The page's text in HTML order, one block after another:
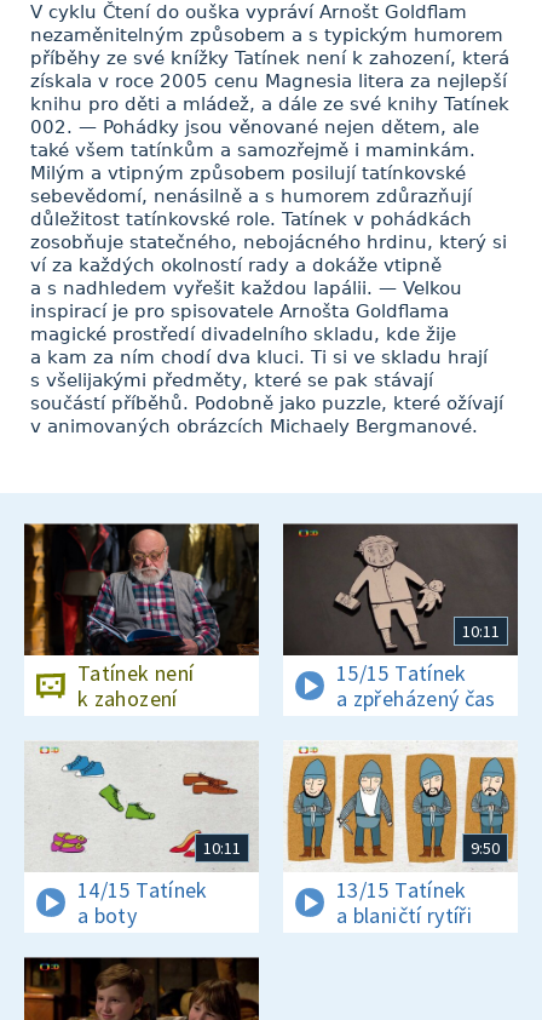
V cyklu Čtení do ouška vypráví Arnošt Goldflam
nezaměnitelným způsobem a s typickým humorem
příběhy ze své knížky Tatínek není k zahození, která
získala v roce 2005 cenu Magnesia litera za nejlepší
knihu pro děti a mládež, a dále ze své knihy Tatínek
002. — Pohádky jsou věnované nejen dětem, ale
také všem tatínkům a samozřejmě i maminkám.
Milým a vtipným způsobem posilují tatínkovské
sebevědomí, nenásilně a s humorem zdůrazňují
důležitost tatínkovské role. Tatínek v pohádkách
zosobňuje statečného, nebojácného hrdinu, který si
ví za každých okolností rady a dokáže vtipně
a s nadhledem vyřešit každou lapálii. — Velkou
inspirací je pro spisovatele Arnošta Goldflama
magické prostředí divadelního skladu, kde žije
a kam za ním chodí dva kluci. Ti si ve skladu hrají
s všelijakými předměty, které se pak stávají
součástí příběhů. Podobně jako puzzle, které ožívají
v animovaných obrázcích Michaely Bergmanové.
Tatínek není
k zahození
10:11
15/15 Tatínek
a zpřeházený čas
10:11
14/15 Tatínek
a boty
9:50
13/15 Tatínek
a blaničtí rytíři